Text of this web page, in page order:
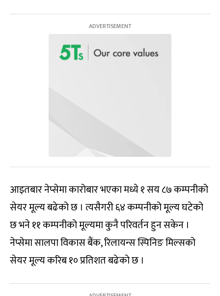
आइतबार नेप्सेमा कारोबार भएका मध्ये १ सय ८७ कम्पनीको
सेयर मूल्य बढेको छ । त्यसैगरी ६४ कम्पनीको मूल्य घटेको
छ भने ११ कम्पनीको मूल्यमा कुनै परिवर्तन हुन सकेन ।
नेप्सेमा सालपा विकास बैंक, रिलायन्स स्पिनिङ मिल्सको
सेयर मूल्य करिब १० प्रतिशत बढेको छ ।